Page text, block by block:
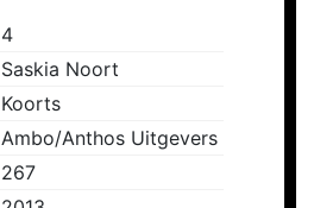
4
Saskia Noort
Koorts
Ambo/Anthos Uitgevers
267